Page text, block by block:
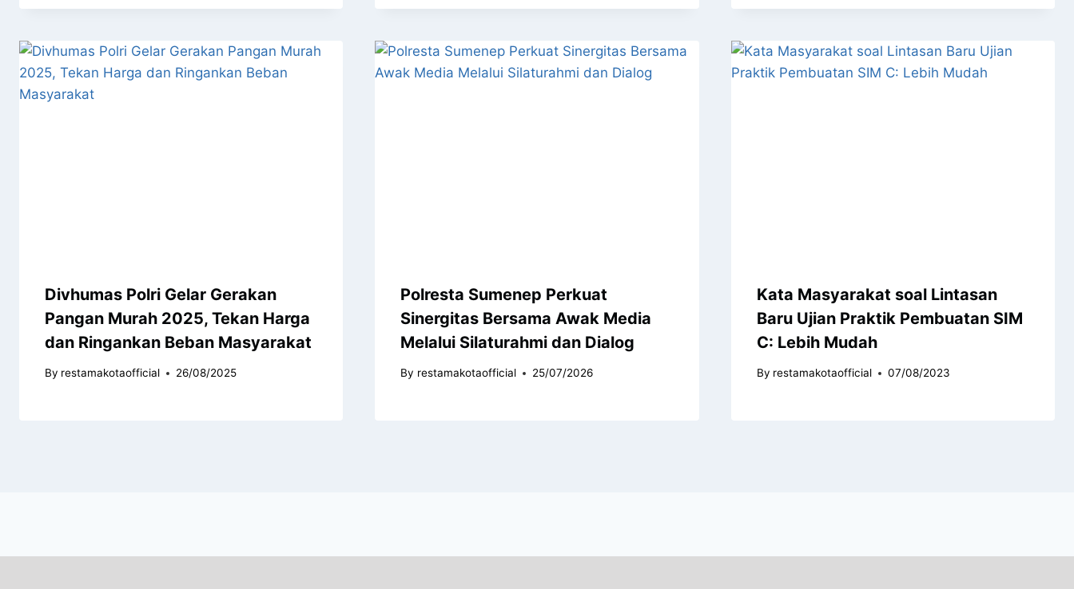
Divhumas Polri Gelar Gerakan
Pangan Murah 2025, Tekan Harga
dan Ringankan Beban Masyarakat
By restamakotaofficial 26/08/2025
Polresta Sumenep Perkuat
Sinergitas Bersama Awak Media
Melalui Silaturahmi dan Dialog
By restamakotaofficial 25/07/2026
Kata Masyarakat soal Lintasan
Baru Ujian Praktik Pembuatan SIM
C: Lebih Mudah
By restamakotaofficial 07/08/2023